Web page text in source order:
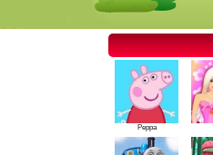
Peppa